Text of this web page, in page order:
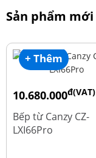
Sản phẩm mới
+ Thêm
10.680.000đ(VAT)
15.980.000
Bếp từ Canzy CZ-
LXI66Pro